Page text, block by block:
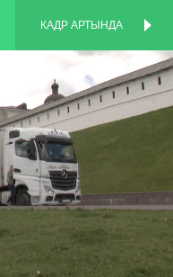
КАДР АРТЫНДА
КАДР АРТЫНДА